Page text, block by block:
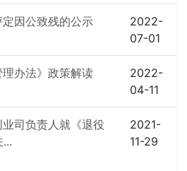
因公致残的公示
2022-
07-01
理办法》政策解读
2022-
04-11
司负责人就《退役
2021-
11-29